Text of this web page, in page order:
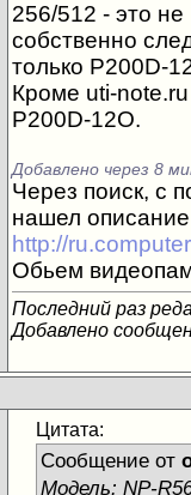
256/512 - это
собственно
только P200D-
Кроме uti-
P200D-12O.
Добавлено через 8
Через поиск, с
нашел
http://
Обьем
Последний раз
Добавлено
Цитата:
Сообщение от
Модель: NP-